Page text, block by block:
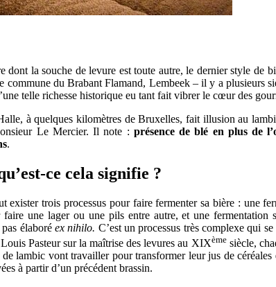
dont la souche de levure est toute autre, le dernier style
commune du Brabant Flamand, Lembeek – il y a plusieurs
telle richesse historique eu tant fait vibrer le cœur des
à quelques kilomètres de Bruxelles, fait illusion au
Le Mercier. Il note : présence de blé en plus de
.
ce cela signifie ?
exister trois processus pour faire fermenter sa bière : une
une lager ou une pils entre autre, et une
élaboré ex nihilo. C’est un processus très complexe qui
Pasteur sur la maîtrise des levures au XIXèmesiècle,
de lambic vont travailler pour transformer leur jus de
à partir d’un précédent brassin.